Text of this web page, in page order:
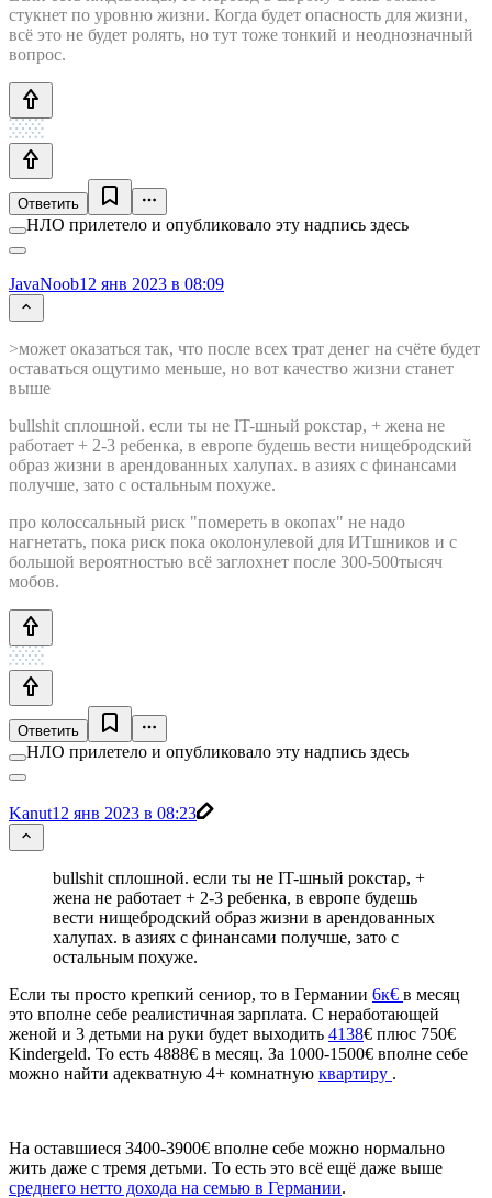
стукнет по уровню жизни. Когда будет опасность для жизни,
всё это не будет ролять, но тут тоже тонкий и неоднозначный
вопрос.
Ответить
НЛО прилетело и опубликовало эту надпись здесь
JavaNoob12 янв 2023 в 08:09
>может оказаться так, что после всех трат денег на счёте будет
оставаться ощутимо меньше, но вот качество жизни станет
выше
bullshit сплошной. если ты не IT-шный рокстар, + жена не
работает + 2-3 ребенка, в европе будешь вести нищебродский
образ жизни в арендованных халупах. в азиях с финансами
получше, зато с остальным похуже.
про колоссальный риск "помереть в окопах" не надо
нагнетать, пока риск пока околонулевой для ИТшников и с
большой вероятностью всё заглохнет после 300-500тысяч
мобов.
Ответить
НЛО прилетело и опубликовало эту надпись здесь
Kanut12 янв 2023 в 08:23
bullshit сплошной. если ты не IT-шный рокстар, +
жена не работает + 2-3 ребенка, в европе будешь
вести нищебродский образ жизни в арендованных
халупах. в азиях с финансами получше, зато с
остальным похуже.
Если ты просто крепкий сениор, то в Германии 6к€ в месяц
это вполне себе реалистичная зарплата. С неработающей
женой и 3 детьми на руки будет выходить 4138€ плюс 750€
Kindergeld. То есть 4888€ в месяц. За 1000-1500€ вполне себе
можно найти адекватную 4+ комнатную квартиру .
На оставшиеся 3400-3900€ вполне себе можно нормально
жить даже с тремя детьми. То есть это всё ещё даже выше
среднего нетто дохода на семью в Германии.